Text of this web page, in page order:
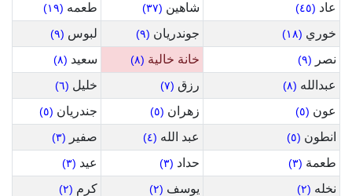
عاد (٤٥) شاهين (٣٧) طعمه (١٩)
خوري (١٨) جوندريان (٩) لبوس (٩)
نصر (٩) خانة خالية (٨) سعيد (٨)
عبدالله (٨) رزق (٧) خليل (٦)
عون (٥) زهران (٥) جندريان (٥)
انطون (٥) عبد الله (٤) صفير (٣)
طعمة (٣) حداد (٣) عيد (٣)
نخله (٢) يوسف (٢) كرم (٢)